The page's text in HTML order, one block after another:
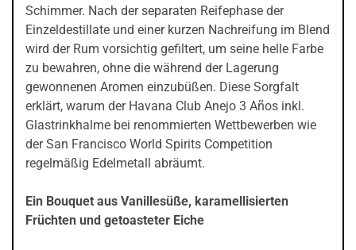
Schimmer. Nach der separaten Reifephase der
Einzeldestillate und einer kurzen Nachreifung im Blend
wird der Rum vorsichtig gefiltert, um seine helle Farbe
zu bewahren, ohne die während der Lagerung
gewonnenen Aromen einzubüßen. Diese Sorgfalt
erklärt, warum der Havana Club Anejo 3 Años inkl.
Glastrinkhalme bei renommierten Wettbewerben wie
der San Francisco World Spirits Competition
regelmäßig Edelmetall abräumt.
Ein Bouquet aus Vanillesüße, karamellisierten
Früchten und getoasteter Eiche